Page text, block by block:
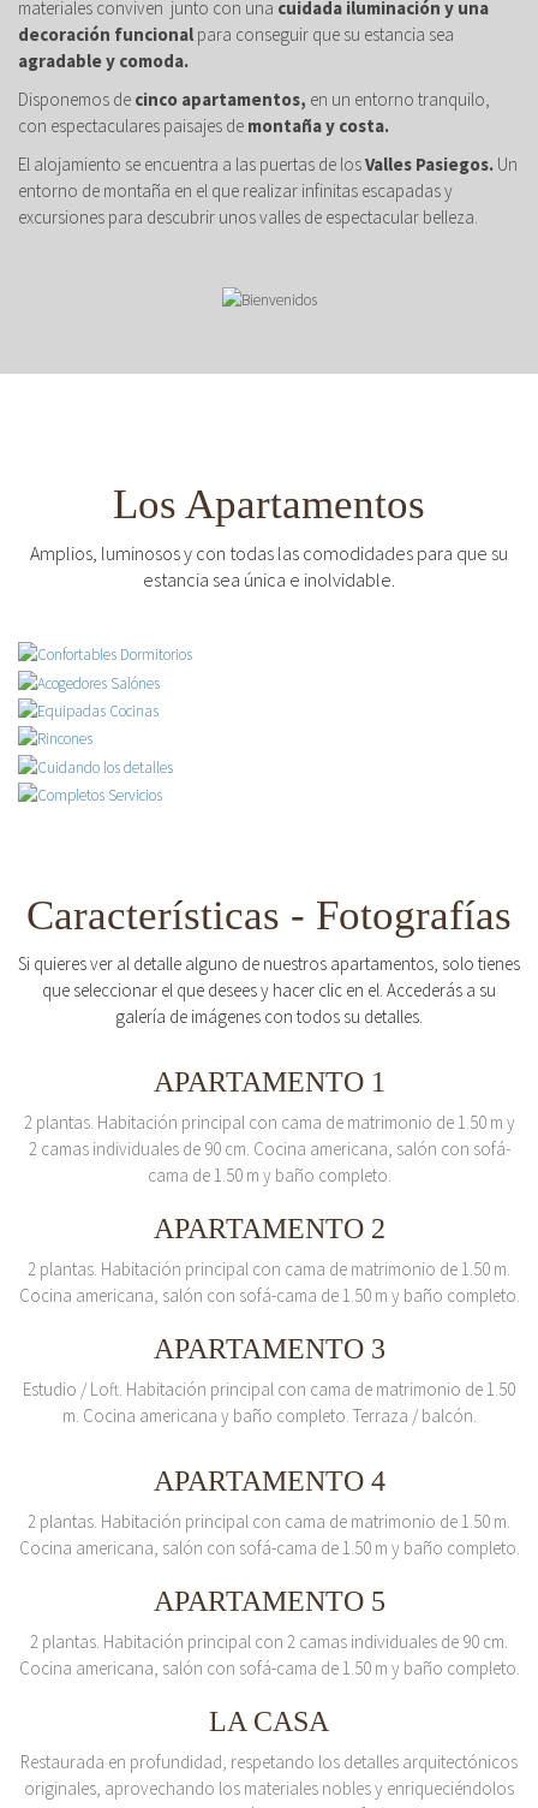
materiales conviven junto con una cuidada iluminación y una
decoración funcional para conseguir que su estancia sea
agradable y comoda.
Disponemos de cinco apartamentos, en un entorno tranquilo,
con espectaculares paisajes de montaña y costa.
El alojamiento se encuentra a las puertas de losValles Pasiegos. Un
entorno de montaña en el que realizar infinitas escapadas y
excursiones para descubrir unos valles de espectacular belleza.
Los Apartamentos
Amplios, luminosos y con todas las comodidades para que su
estancia sea única e inolvidable.
Características - Fotografías
Si quieres ver al detalle alguno de nuestros apartamentos, solo tienes
que seleccionar el que desees y hacer clic en el. Accederás a su
galería de imágenes con todos su detalles.
APARTAMENTO 1
2 plantas. Habitación principal con cama de matrimonio de 1.50 m y
2 camas individuales de 90 cm. Cocina americana, salón con sofá-
cama de 1.50 m y baño completo.
APARTAMENTO 2
2 plantas. Habitación principal con cama de matrimonio de 1.50 m.
Cocina americana, salón con sofá-cama de 1.50 m y baño completo.
APARTAMENTO 3
Estudio / Loft. Habitación principal con cama de matrimonio de 1.50
m. Cocina americana y baño completo. Terraza / balcón.
APARTAMENTO 4
2 plantas. Habitación principal con cama de matrimonio de 1.50 m.
Cocina americana, salón con sofá-cama de 1.50 m y baño completo.
APARTAMENTO 5
2 plantas. Habitación principal con 2 camas individuales de 90 cm.
Cocina americana, salón con sofá-cama de 1.50 m y baño completo.
LA CASA
Restaurada en profundidad, respetando los detalles arquitectónicos
originales, aprovechando los materiales nobles y enriqueciéndolos